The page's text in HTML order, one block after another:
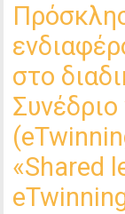
στο
«Shared